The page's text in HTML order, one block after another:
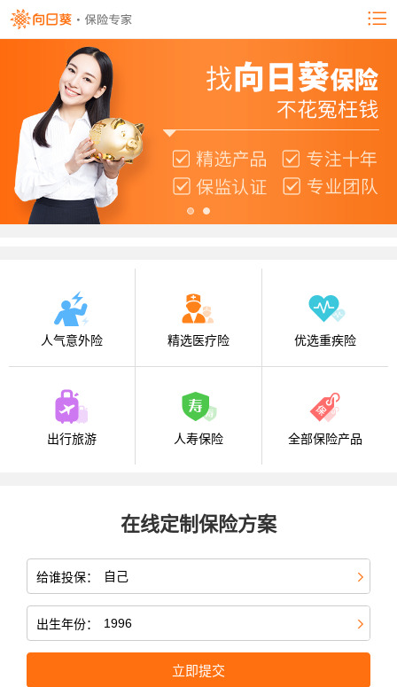
人气意外险 精选医疗险 优选重疾险
出行旅游 人寿保险 全部保险产品
在线定制保险方案
给谁投保：
出生年份：
立即提交